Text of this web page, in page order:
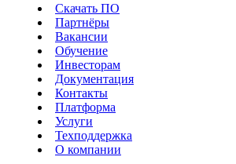
Скачать ПО
Партнёры
Вакансии
Обучение
Инвесторам
Документация
Контакты
Платформа
Услуги
Техподдержка
О компании